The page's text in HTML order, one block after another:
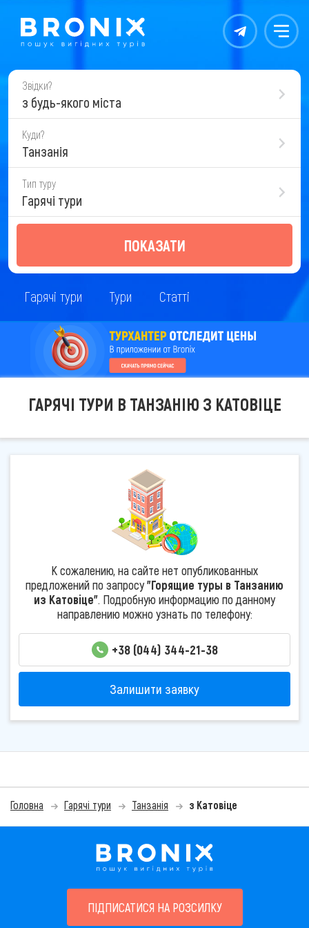
Контакты Меню
Звідки?
з будь-якого міста
Куди?
Танзанія
Тип туру
Гарячі тури
ПОКАЗАТИ
Гарячі тури Тури Статті
ГАРЯЧІ ТУРИ В ТАНЗАНІЮ З КАТОВІЦЕ
К сожалению, на сайте нет опубликованных
предложений по запросу"Горящие туры в Танзанию
из Катовіце". Подробную информацию по данному
направлению можно узнать по телефону:
+38 (044) 344-21-38
Залишити заявку
Головна Гарячі тури Танзанія з Катовіце
ПІДПИСАТИСЯ НА РОЗСИЛКУ